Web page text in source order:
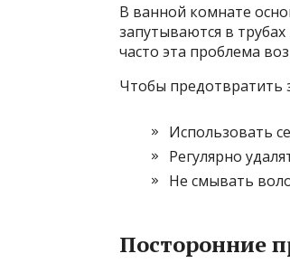
В ванной комнате
запутываются в
часто эта проблема
Чтобы предотвратить
Использовать
Регулярно
Не смывать
Посторонние